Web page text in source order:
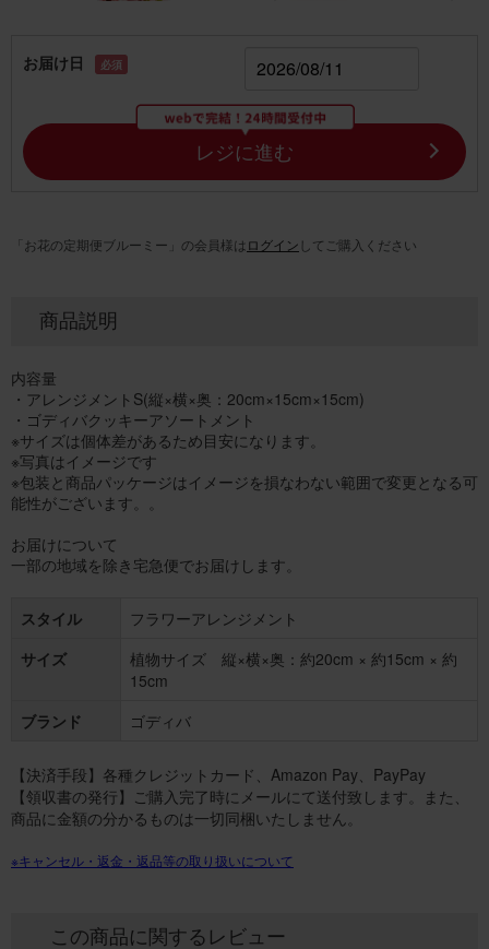
お届け日 必須
レジに進む
「お花の定期便ブルーミー」の会員様は ログイン してご購入ください
商品説明
内容量
・アレンジメントS(縦×横×奥：20cm×15cm×15cm)
・ゴディバクッキーアソートメント
※サイズは個体差があるため目安になります。
※写真はイメージです
※包装と商品パッケージはイメージを損なわない範囲で変更となる可
能性がございます。。
お届けについて
一部の地域を除き宅急便でお届けします。
スタイル
フラワーアレンジメント
サイズ
植物サイズ 縦×横×奥：約20cm × 約15cm × 約
15cm
ブランド
ゴディバ
【決済手段】各種クレジットカード、Amazon Pay、PayPay
【領収書の発行】ご購入完了時にメールにて送付致します。また、
商品に金額の分かるものは一切同梱いたしません。
※キャンセル・返金・返品等の取り扱いについて
この商品に関するレビュー